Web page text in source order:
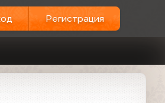
Регистрация